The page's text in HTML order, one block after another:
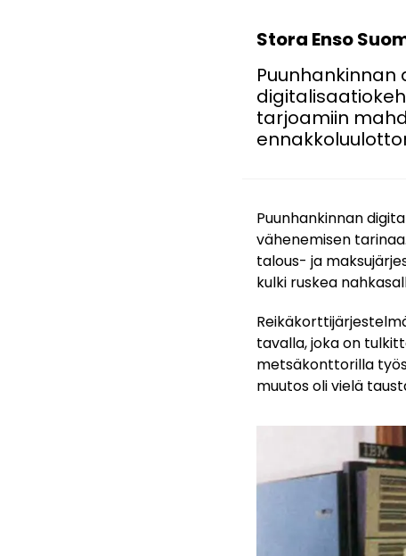
Stora Enso
tarjoamiin
Puunhankinnan
vähenemisen
talous- ja
kulki ruskea
tavalla, joka on
metsäkonttorilla
muutos oli vielä